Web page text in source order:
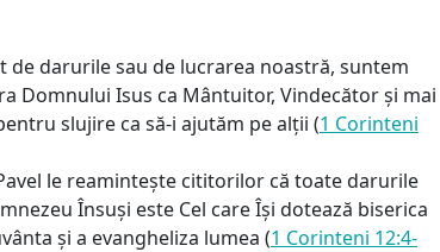
de darurile sau de lucrarea noastră, suntem
Domnului Isus ca Mântuitor, Vindecător și mai
slujire ca să-i ajutăm pe alții (1 Corinteni
le reamintește cititorilor că toate darurile
Însuși este Cel care Își dotează biserica
și a evangheliza lumea (1 Corinteni 12:4-